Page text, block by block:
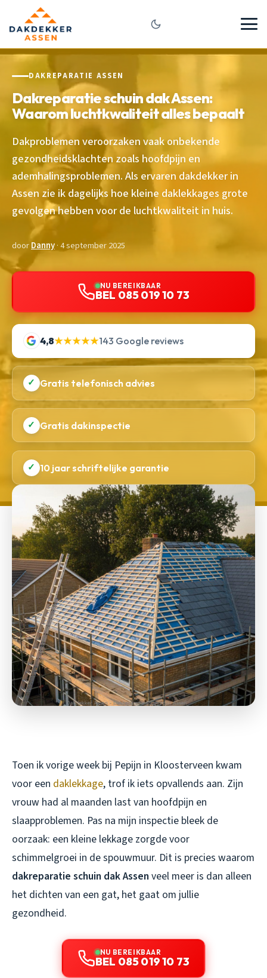
DAKREPARATIE ASSEN
Dakreparatie schuin dak Assen:
Waarom luchtkwaliteit alles bepaalt
Dakproblemen veroorzaken vaak onbekende
gezondheidsklachten zoals hoofdpijn en
ademhalingsproblemen. Als ervaren dakdekker in
Assen zie ik dagelijks hoe kleine daklekkages grote
gevolgen hebben voor de luchtkwaliteit in huis.
doorDanny· 4 september 2025
NU BEREIKBAAR
BEL 085 019 10 73
4,8★★★★★143 Google reviews
✓ Gratis telefonisch advies
✓ Gratis dakinspectie
✓ 10 jaar schriftelijke garantie
Toen ik vorige week bij Pepijn in Kloosterveen kwam
voor een daklekkage, trof ik iets opvallends aan. Zijn
vrouw had al maanden last van hoofdpijn en
slaapproblemen. Pas na mijn inspectie bleek de
oorzaak: een kleine lekkage zorgde voor
schimmelgroei in de spouwmuur. Dit is precies waarom
dakreparatie schuin dak Assen veel meer is dan alleen
het dichten van een gat, het gaat om jullie
gezondheid.
NU BEREIKBAAR
BEL 085 019 10 73